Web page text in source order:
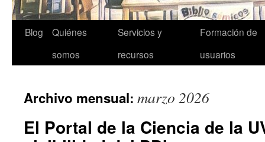
Blog
Quiénes
somos
Servicios y
recursos
Formación de
usuarios
Archivo mensual: marzo 2026
El Portal de la Ciencia de la